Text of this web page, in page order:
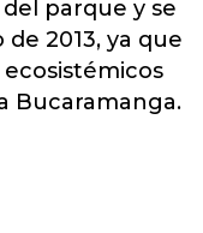
parque y se
2013, ya que
Bucaramanga.